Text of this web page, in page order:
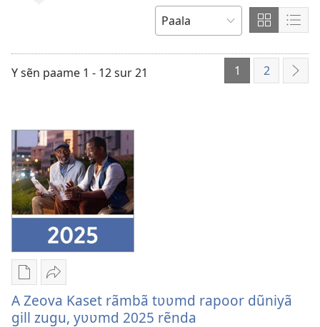
TŨUS
Faire
le
contenu
Faire
le
Y sẽn paame 1 - 12 sur 21 1 2
Sẽn
Options
de
téléchargement
Yãk-
y
n
A Zeova Kaset rãmbã tʋʋmd rapoor dũniyã
gill zugu, yʋʋmd 2025 rẽnda